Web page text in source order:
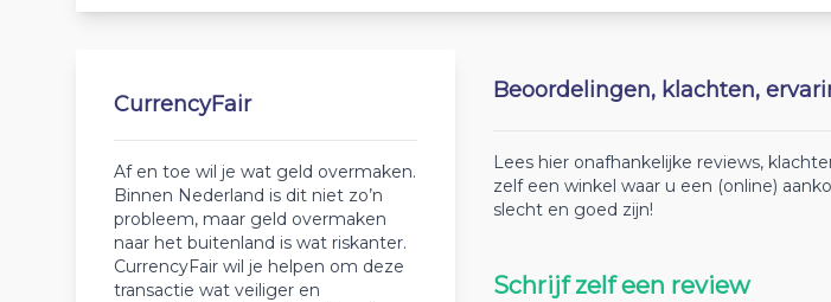
CurrencyFair
Af en toe wil je wat geld overmaken.
Binnen Nederland is dit niet zo’n
probleem, maar geld overmaken
naar het buitenland is wat riskanter.
CurrencyFair wil je helpen om deze
transactie wat veiliger en
Beoordelingen, klachten,
Lees hier onafhankelijke reviews,
zelf een winkel waar u een (online)
slecht en goed zijn!
Schrijf zelf een review